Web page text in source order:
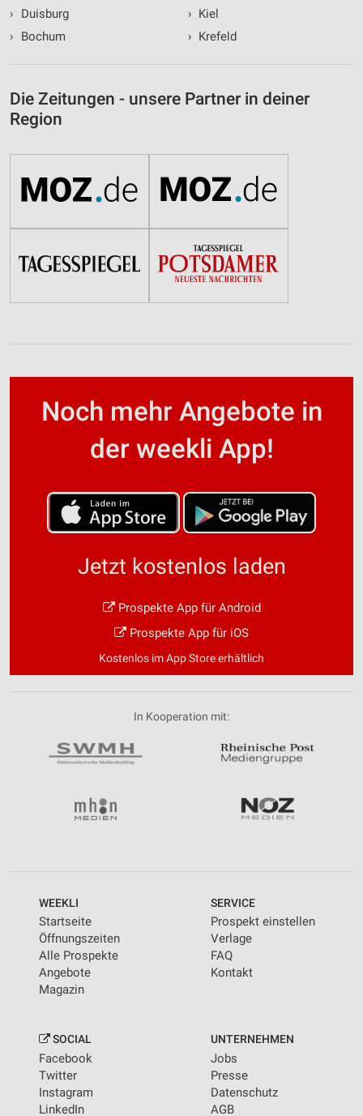
›
Duisburg
›
Bochum
› Kiel
› Krefeld
Die Zeitungen - unsere Partner in deiner
Region
Noch mehr Angebote in
der weekli App!
Jetzt kostenlos laden
Prospekte App für Android
Prospekte App für iOS
Kostenlos im App Store erhältlich
In Kooperation mit:
WEEKLI
Startseite
Öffnungszeiten
Alle Prospekte
Angebote
Magazin
SERVICE
Prospekt einstellen
Verlage
FAQ
Kontakt
SOCIAL
Facebook
Twitter
Instagram
LinkedIn
UNTERNEHMEN
Jobs
Presse
Datenschutz
AGB